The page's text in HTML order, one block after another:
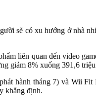
sẽ có xu hướng ở nhà
liên quan đến video
giảm 8% xuống 391,6
hành tháng 7) và Wii
khẳng định.